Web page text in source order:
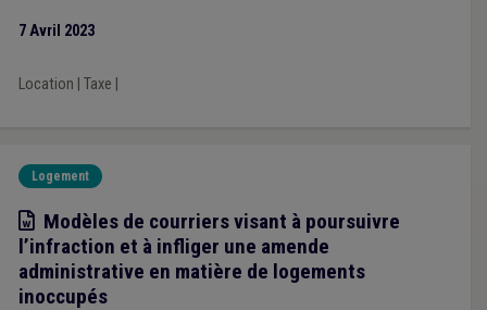
7 Avril 2023
Location Taxe
Logement
Modèle
Modèles de courriers visant à poursuivre
l’infraction et à infliger une amende
administrative en matière de logements
inoccupés